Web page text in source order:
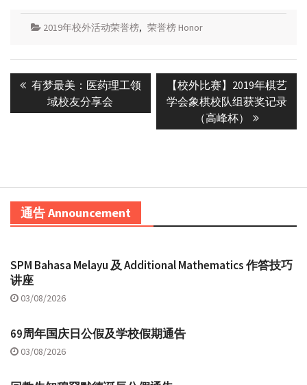
2019年校外活动荣誉榜, 荣誉榜 Honor
navigation
Previous
post:
有梦最美：医药理工领
域校友分享会
Next
post:
【校外比赛】2019年棋艺
学会象棋校队组获奖记录
（高峰杯）
通告 Announcement
SPM Bahasa Melayu 及 Additional Mathematics 作答技巧
讲座
03/08/2026
69周年国庆日公假及学校假期通告
03/08/2026